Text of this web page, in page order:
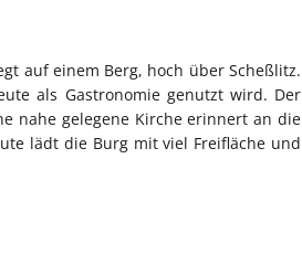
auf einem Berg, hoch über Scheßlitz.
als Gastronomie genutzt wird. Der
nahe gelegene Kirche erinnert an die
lädt die Burg mit viel Freifläche und